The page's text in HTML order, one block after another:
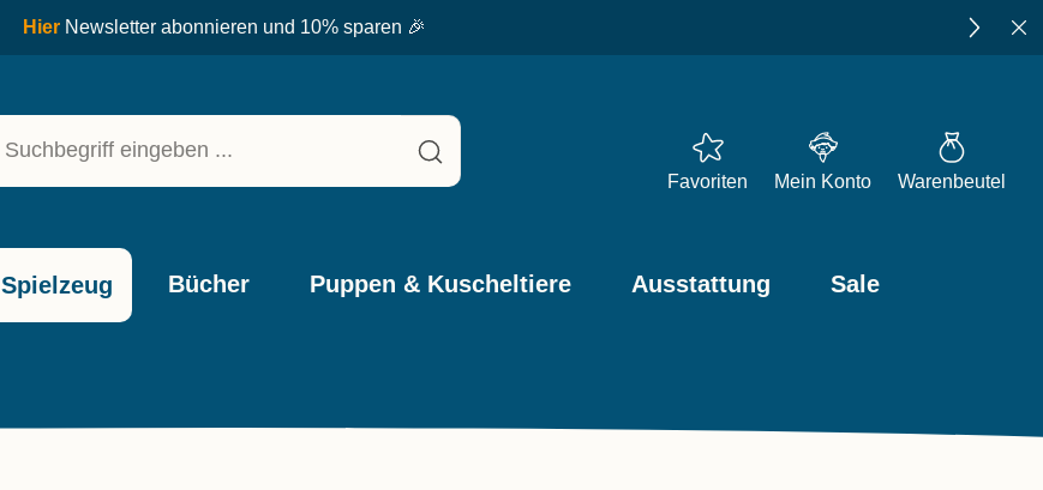
★★★★★ 4,73bei Trusted Shops
Favoriten Mein Konto Warenbeutel
Spielzeug Bücher Puppen & Kuscheltiere Ausstattung Sale